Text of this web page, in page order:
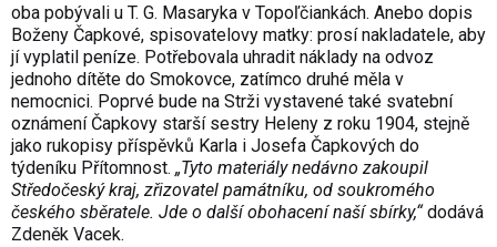
oba pobývali u T. G. Masaryka v Topoľčiankách. Anebo dopis
Boženy Čapkové, spisovatelovy matky: prosí nakladatele, aby
jí vyplatil peníze. Potřebovala uhradit náklady na odvoz
jednoho dítěte do Smokovce, zatímco druhé měla v
nemocnici. Poprvé bude na Strži vystavené také svatební
oznámení Čapkovy starší sestry Heleny z roku 1904, stejně
jako rukopisy příspěvků Karla i Josefa Čapkových do
týdeníku Přítomnost. „Tyto materiály nedávno zakoupil
Středočeský kraj, zřizovatel památníku, od soukromého
českého sběratele. Jde o další obohacení naší sbírky,“ dodává
Zdeněk Vacek.